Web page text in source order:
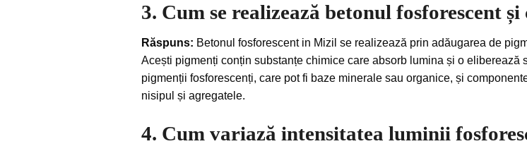
3. Cum se realizează betonul fosforescent
Răspuns: Betonul fosforescent in Mizil se realizează prin adăugarea de
Acești pigmenți conțin substanțe chimice care absorb lumina și o
pigmenții fosforescenți, care pot fi baze minerale sau organice, și
nisipul și agregatele.
4. Cum variază intensitatea luminii